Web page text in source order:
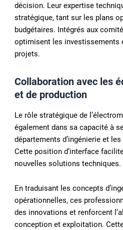
décision. Leur expertise
stratégique, tant sur les plans
budgétaires. Intégrés aux
optimisent les investissements
projets.
Collaboration avec les
et de production
Le rôle stratégique de
également dans sa capacité à
départements d’ingénierie et
Cette position d’interface
nouvelles solutions techniques.
En traduisant les concepts
opérationnelles, ces
des innovations et renforcent
conception et exploitation.